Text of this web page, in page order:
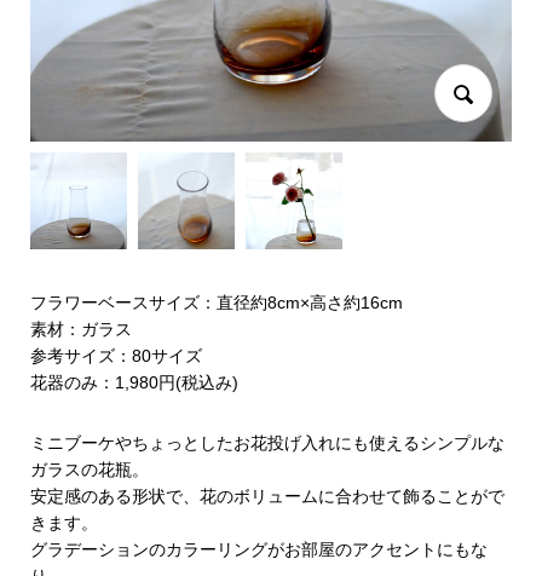
フラワーベースサイズ：直径約8cm×高さ約16cm
素材：ガラス
参考サイズ：80サイズ
花器のみ：1,980円(税込み)
ミニブーケやちょっとしたお花投げ入れにも使えるシンプルな
ガラスの花瓶。
安定感のある形状で、花のボリュームに合わせて飾ることがで
きます。
グラデーションのカラーリングがお部屋のアクセントにもな